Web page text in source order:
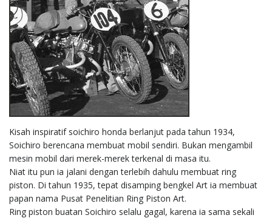
Kisah inspiratif soichiro honda berlanjut pada tahun 1934,
Soichiro berencana membuat mobil sendiri. Bukan mengambil
mesin mobil dari merek-merek terkenal di masa itu.
Niat itu pun ia jalani dengan terlebih dahulu membuat ring
piston. Di tahun 1935, tepat disamping bengkel Art ia membuat
papan nama Pusat Penelitian Ring Piston Art.
Ring piston buatan Soichiro selalu gagal, karena ia sama sekali